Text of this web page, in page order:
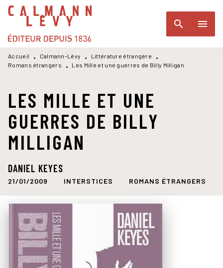
MENU RECHERCHE
PIED DE PAGE
search menu
Accueil • Calmann-Lévy • Littérature étrangère
•
Romans étrangers
• Les Mille et une guerres de Billy Milligan
LES MILLE ET UNE
GUERRES DE BILLY
MILLIGAN
DANIEL KEYES
21/01/2009 INTERSTICES ROMANS ÉTRANGERS